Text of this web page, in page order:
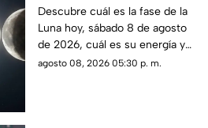
sábado 8 de agosto de
2026? Así se verá el
astro durante la noche
Descubre cuál es la fase de la
Luna hoy, sábado 8 de agosto
de 2026, cuál es su energía y
cómo nos podría afectar.
agosto 08, 2026 05:30 p. m.